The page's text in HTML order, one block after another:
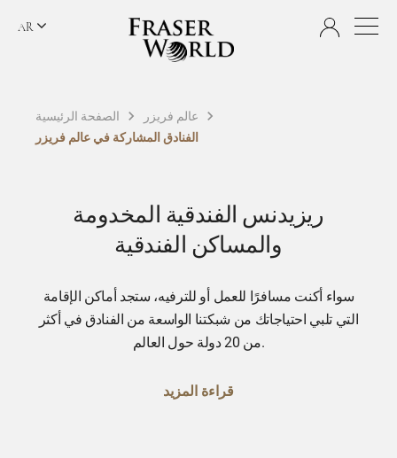
AR
الصفحة الرئيسية
عالم فريزر
الفنادق المشاركة في عالم فريزر
ريزيدنس الفندقية المخدومة
والمساكن الفندقية
سواء أكنت مسافرًا للعمل أو للترفيه، ستجد أماكن الإقامة
التي تلبي احتياجاتك من شبكتنا الواسعة من الفنادق في أكثر
من 20 دولة حول العالم.
قراءة المزيد